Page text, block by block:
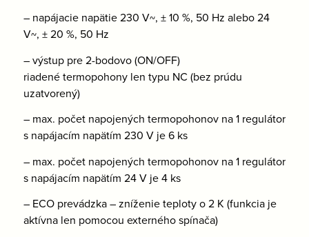
– napájacie napätie 230 V~, ± 10 %, 50 Hz alebo 24
V~, ± 20 %, 50 Hz
– výstup pre 2-bodovo (ON/OFF)
riadené termopohony len typu NC (bez prúdu
uzatvorený)
– max. počet napojených termopohonov na 1 regulátor
s napájacím napätím 230 V je 6 ks
– max. počet napojených termopohonov na 1 regulátor
s napájacím napätím 24 V je 4 ks
– ECO prevádzka – zníženie teploty o 2 K (funkcia je
aktívna len pomocou externého spínača)